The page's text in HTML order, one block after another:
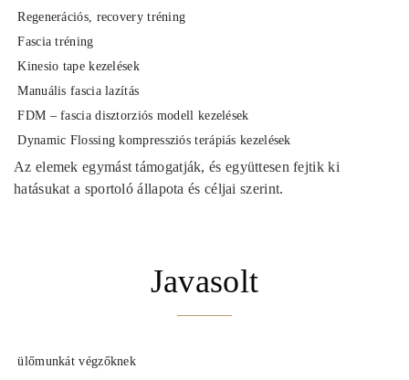
Regenerációs, recovery tréning
Fascia tréning
Kinesio tape kezelések
Manuális fascia lazítás
FDM – fascia disztorziós modell kezelések
Dynamic Flossing kompressziós terápiás kezelések
Az elemek egymást támogatják, és együttesen fejtik ki
hatásukat a sportoló állapota és céljai szerint.
Javasolt
ülőmunkát végzőknek